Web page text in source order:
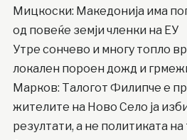
Мицкоски: Македонија има
од повеќе земји членки на ЕУ
Утре сончево и многу топло
локален пороен дожд и
Марков: Талогот Филипче е
жителите на Ново Село ја
резултати, а не политиката